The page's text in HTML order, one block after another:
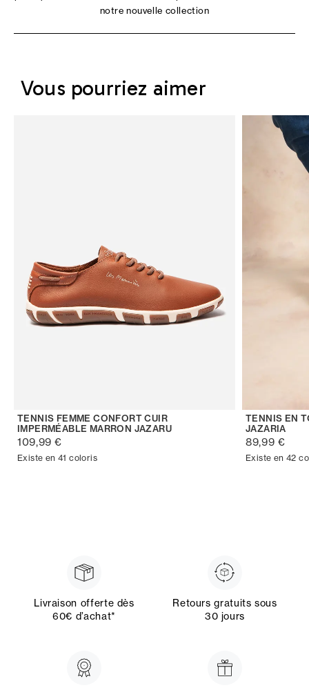
notre nouvelle collection
Vous pourriez aimer
TENNIS FEMME CONFORT CUIR
IMPERMÉABLE MARRON JAZARU
109,99 €
Existe en 41 coloris
TENNIS EN
JAZARIA
89,99 €
Existe en 42
Livraison offerte dès
60€ d’achat*
Retours gratuits sous
30 jours